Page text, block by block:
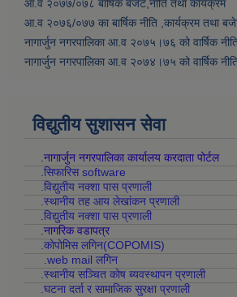
आ.व २०७७/०७८ बार्षिक बजेट,नीति तथा कार्यक्रम
आ.व २०७६/०७७ का बार्षिक नीति ,कार्यक्रम तथा
नागार्जुन नगरपालिका आ.व २०७५।७६ को वार्षिक
नागार्जुन नगरपालिका आ.व २०७४।७५ को वार्षिक
विद्युतीय सुशासन सेवा
.नागार्जुन नगरपालिका कार्यालय करदाता पोर्टल
.सिफारिस software
.विद्युतीय नक्शा पास प्रणाली
.स्थानीय तह आय लेखांकन प्रणाली
.विद्युतीय नक्शा पास प्रणाली
.नागरिक वडापत्र
.कोपोमिस लगिन(COPOMIS)
.web mail लगिन
.स्थानीय सञ्चित कोष ब्यवस्थापन प्रणाली
.घटना दर्ता र सामाजिक सुरक्षा प्रणाली